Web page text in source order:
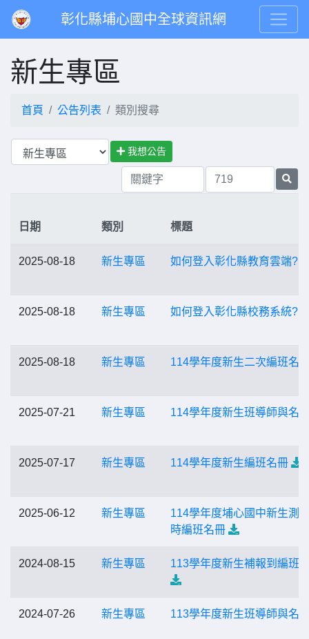
彰化縣埔心國中全球資訊網
新生專區
首頁 公告列表 類別搜尋
我想公告
日期 類別 標題
2025-08-18 新生專區 如何登入彰化縣教育雲端?
2025-08-18 新生專區 如何登入彰化縣校務系統?
2025-08-18 新生專區 114學年度新生二次編班名
2025-07-21 新生專區 114學年度新生班導師與名
2025-07-17 新生專區 114學年度新生編班名冊
2025-06-12 新生專區
114學年度埔心國中新生測
時編班名冊
2024-08-15 新生專區 113學年度新生補報到編班
2024-07-26 新生專區 113學年度新生班導師與名